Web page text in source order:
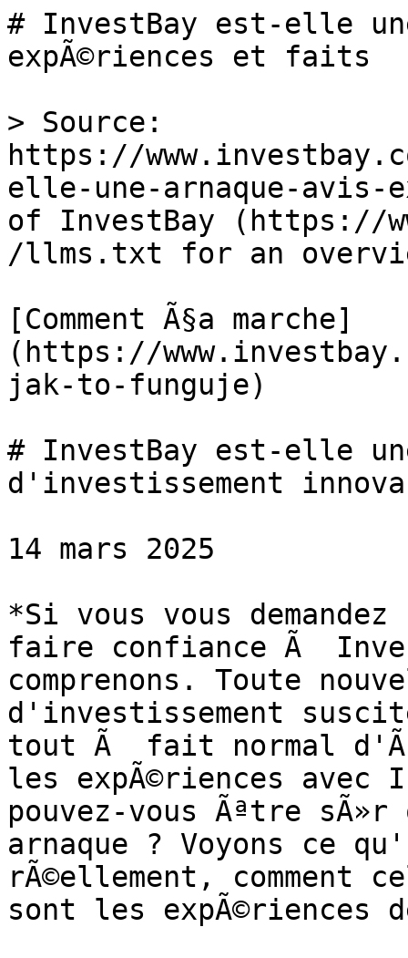
# InvestBay est-elle
expÃ©riences et faits
> Source:
https://
elle-une-arnaque-
of InvestBay (https://
/llms.txt for an
[Comment Ã§a marche]
(https://
jak-to-funguje)
# InvestBay est-elle
d'investissement
14 mars 2025
*Si vous vous
faire confiance Ã
comprenons. Toute
d'investissement
tout Ã  fait normal
les expÃ©riences avec
pouvez-vous Ãªtre
arnaque ? Voyons ce
rÃ©ellement, comment
sont les expÃ©riences